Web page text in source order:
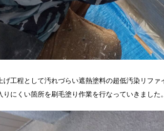
げ工程として汚れづらい遮熱塗料の超低汚染リフ
りにくい箇所を刷毛塗り作業を行なっていきました。